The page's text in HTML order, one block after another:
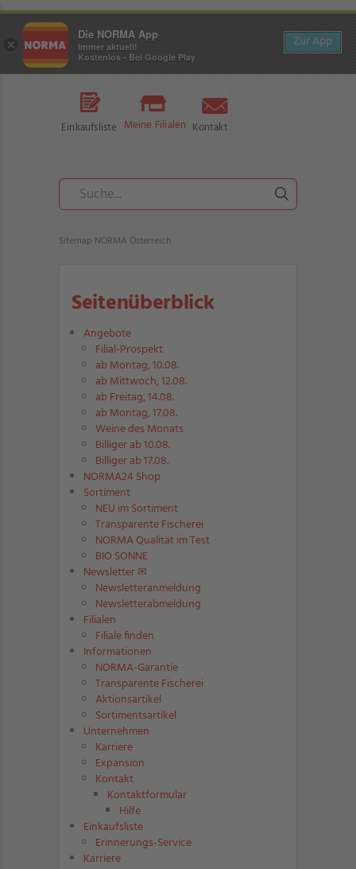
Einkaufsliste Meine Filialen Kontakt
Sitemap NORMA Österreich
Seitenüberblick
Angebote
Filial-Prospekt
ab Montag, 10.08.
ab Mittwoch, 12.08.
ab Freitag, 14.08.
ab Montag, 17.08.
Weine des Monats
Billiger ab 10.08.
Billiger ab 17.08.
NORMA24 Shop
Sortiment
NEU im Sortiment
Transparente Fischerei
NORMA Qualität im Test
BIO SONNE
Newsletter ✉
Newsletter­anmeldung
Newsletter­abmeldung
Filialen
Filiale finden
Informationen
NORMA-Garantie
Transparente Fischerei
Aktionsartikel
Sortimentsartikel
Unternehmen
Karriere
Expansion
Kontakt
Kontaktformular
Hilfe
Einkaufsliste
Erinnerungs-Service
Karriere
×
Die NORMA App
Immer aktuell!
Kostenlos - Bei Google Play
Zur App